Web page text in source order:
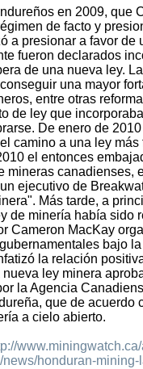
en 2009, que
de facto y
a presionar a favor de
fueron declarados
de una nueva ley.
una mayor
entre otras
de ley que
De enero de
camino a una ley
el entonces
canadienses,
ejecutivo de
Más tarde, a
de minería había sido
Cameron MacKay
bajo
la relación
ley minera
la Agencia
que de acuerdo
a cielo abierto.
honduran-